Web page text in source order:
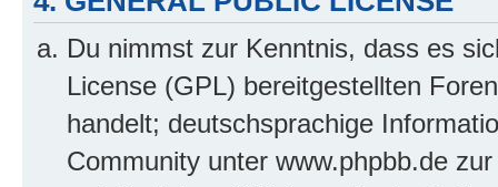
Du nimmst zur Kenntnis, dass es
License (GPL) bereitgestellten
handelt; deutschsprachige
Community unter www.phpbb.de